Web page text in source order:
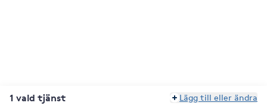
1 vald tjänst Lägg till eller ändra